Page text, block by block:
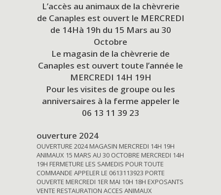
L’accès au animaux de la chèvrerie
de Canaples est ouvert le MERCREDI
de 14Hà 19h du 15 Mars au 30
Octobre
Le magasin de la chèvrerie de
Canaples est ouvert toute l’année le
MERCREDI 14H 19H
Pour les visites de groupe ou les
anniversaires à la ferme appeler le
06 13 11 39 23
ouverture 2024
OUVERTURE 2024 MAGASIN MERCREDI 14H 19H
ANIMAUX 15 MARS AU 30 OCTOBRE MERCREDI 14H
19H FERMETURE LES SAMEDIS POUR TOUTE
COMMANDE APPELER LE 0613113923 PORTE
OUVERTE MERCREDI 1ER MAI 10H 18H EXPOSANTS
VENTE RESTAURATION ACCES ANIMAUX